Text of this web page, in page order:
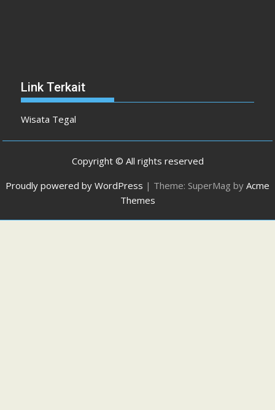
Link Terkait
Wisata Tegal
Copyright © All rights reserved
Proudly powered by WordPress | Theme: SuperMag by Acme
Themes